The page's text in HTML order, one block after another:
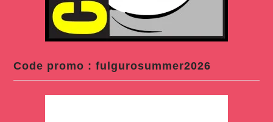
Code promo : fulgurosummer2026